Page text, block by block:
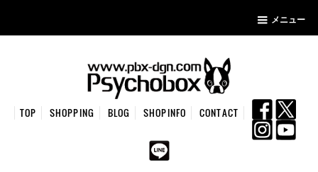
メニュー
TOP SHOPPING BLOG SHOPINFO CONTACT